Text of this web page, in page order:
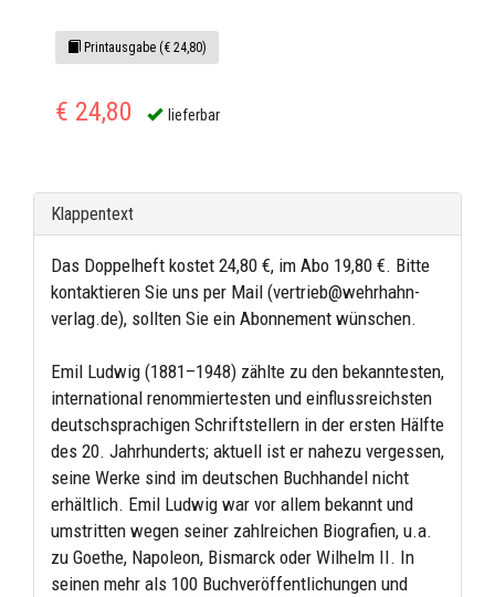
Printausgabe (€ 24,80)
€ 24,80 lieferbar
Klappentext
Das Doppelheft kostet 24,80 €, im Abo 19,80 €. Bitte
kontaktieren Sie uns per Mail (vertrieb@wehrhahn-
verlag.de), sollten Sie ein Abonnement wünschen.
Emil Ludwig (1881–1948) zählte zu den bekanntesten,
international renommiertesten und einflussreichsten
deutschsprachigen Schriftstellern in der ersten Hälfte
des 20. Jahrhunderts; aktuell ist er nahezu vergessen,
seine Werke sind im deutschen Buchhandel nicht
erhältlich. Emil Ludwig war vor allem bekannt und
umstritten wegen seiner zahlreichen Biografien, u.a.
zu Goethe, Napoleon, Bismarck oder Wilhelm II. In
seinen mehr als 100 Buchveröffentlichungen und